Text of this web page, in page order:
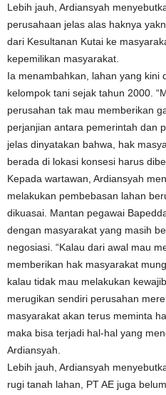
Lebih jauh, Ardiansyah
perusahaan jelas alas haknya
dari Kesultanan Kutai ke
kepemilikan masyarakat.
Ia menambahkan, lahan yang kini
kelompok tani sejak tahun 2000.
perusahan tak mau memberikan
perjanjian antara pemerintah dan
jelas dinyatakan bahwa, hak
berada di lokasi konsesi harus
Kepada wartawan, Ardiansyah
melakukan pembebasan lahan
dikuasai. Mantan pegawai
dengan masyarakat yang masih
negosiasi. “Kalau dari awal mau
memberikan hak masyarakat
kalau tidak mau melakukan
merugikan sendiri perusahan
masyarakat akan terus meminta
maka bisa terjadi hal-hal yang
Ardiansyah.
Lebih jauh, Ardiansyah
rugi tanah lahan, PT AE juga